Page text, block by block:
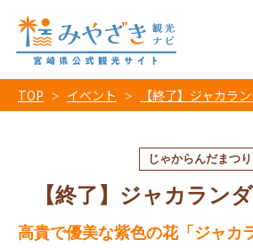
TOP イベント 【終了】ジャカラ
じゃからんだまつり
【終了】ジャカラン
高貴で優美な紫色の花「ジャカ